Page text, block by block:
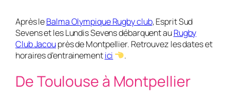
Après leBalma Olympique Rugby club, Esprit Sud
Sevens et les Lundis Sevens débarquent auRugby
Club Jacouprès de Montpellier. Retrouvez les dates et
horaires d’entrainementici .
De Toulouse à Montpellier